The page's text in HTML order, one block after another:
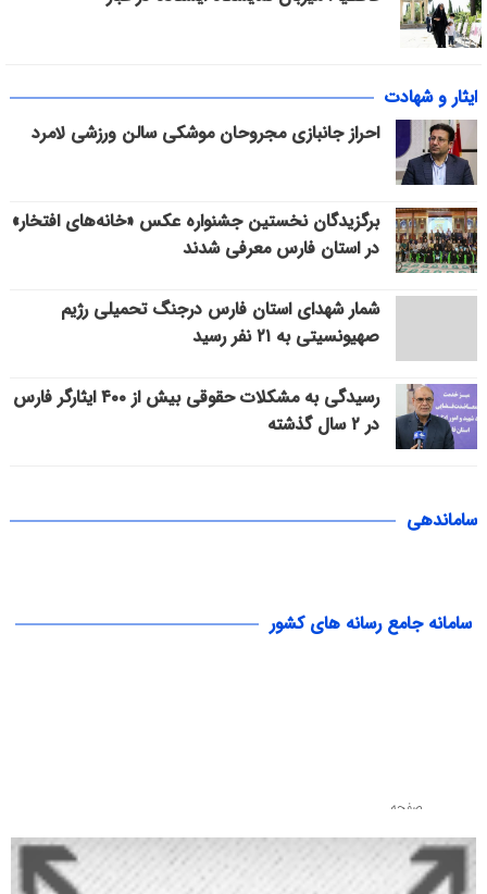
ایثار و شهادت
احراز جانبازی مجروحان موشکی سالن ورزشی لامرد
برگزیدگان نخستین جشنواره عکس «خانه‌های افتخار»
در استان فارس معرفی شدند
شمار شهدای استان فارس درجنگ تحمیلی رژیم
صهیونسیتی به ۲۱ نفر رسید
رسیدگی به مشکلات حقوقی بیش از ۴۰۰ ایثارگر فارس
در ۲ سال گذشته
ساماندهی
سامانه جامع رسانه های کشور